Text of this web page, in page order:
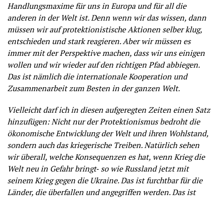
Handlungsmaxime für uns in Europa und für all die
anderen in der Welt ist. Denn wenn wir das wissen, dann
müssen wir auf protektionistische Aktionen selber klug,
entschieden und stark reagieren. Aber wir müssen es
immer mit der Perspektive machen, dass wir uns einigen
wollen und wir wieder auf den richtigen Pfad abbiegen.
Das ist nämlich die internationale Kooperation und
Zusammenarbeit zum Besten in der ganzen Welt.
Vielleicht darf ich in diesen aufgeregten Zeiten einen Satz
hinzufügen: Nicht nur der Protektionismus bedroht die
ökonomische Entwicklung der Welt und ihren Wohlstand,
sondern auch das kriegerische Treiben. Natürlich sehen
wir überall, welche Konsequenzen es hat, wenn Krieg die
Welt neu in Gefahr bringt‑ so wie Russland jetzt mit
seinem Krieg gegen die Ukraine. Das ist furchtbar für die
Länder, die überfallen und angegriffen werden. Das ist